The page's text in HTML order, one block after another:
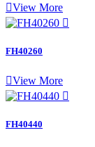
View More

FH40260
View More

FH40440